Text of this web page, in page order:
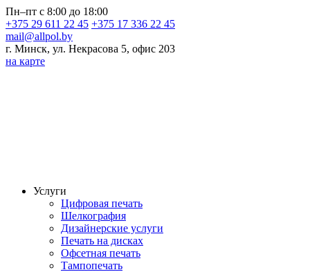
Пн–пт с 8:00 до 18:00
+375 29 611 22 45 +375 17 336 22 45
mail@allpol.by
г. Минск, ул. Некрасова 5, офис 203
на карте
Услуги
Цифровая печать
Шелкография
Дизайнерские услуги
Печать на дисках
Офсетная печать
Тампопечать